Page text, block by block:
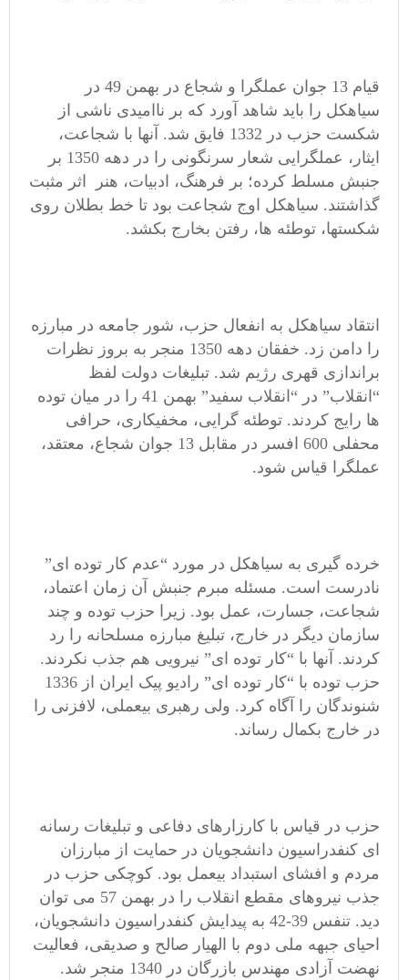
قیام 13 جوان عملگرا و شجاع در بهمن 49 در
سیاهکل را باید شاهد آورد که بر ناامیدی ناشی از
شکست حزب در 1332 فایق شد. آنها با شجاعت،
ایثار، عملگرایی شعار سرنگونی را در دهه 1350 بر
جنبش مسلط کرده؛ بر فرهنگ، ادبیات، هنر اثر مثبت
گذاشتند. سیاهکل اوج شجاعت بود تا خط بطلان روی
شکستها، توطئه ها، رفتن بخارج بکشد.
انتقاد سیاهکل به انفعال حزب، شور جامعه در مبارزه
را دامن زد. خفقان دهه 1350 منجر به بروز نظرات
براندازی قهری رژیم شد. تبلیغات دولت لفظ
“انقلاب” در “انقلاب سفید” بهمن 41 را در میان توده
ها رایج کردند. توطئه گرایی، مخفیکاری، حرافی
محفلی 600 افسر در مقابل 13 جوان شجاع، معتقد،
عملگرا قیاس شود.
خرده گیری به سیاهکل در مورد “عدم کار توده ای”
نادرست است. مسئله مبرم جنبش آن زمان اعتماد،
شجاعت، جسارت، عمل بود. زیرا حزب توده و چند
سازمان دیگر در خارج، تبلیغ مبارزه مسلحانه را رد
کردند. آنها با “کار توده ای” نیرویی هم جذب نکردند.
حزب توده با “کار توده ای” رادیو پیک ایران از 1336
شنوندگان را آگاه کرد. ولی رهبری بیعملی، لافزنی را
در خارج بکمال رساند.
حزب در قیاس با کارزارهای دفاعی و تبلیغات رسانه
ای کنفدراسیون دانشجویان در حمایت از مبارزان
مردم و افشای استبداد بیعمل بود. کوچکی حزب در
جذب نیروهای مقطع انقلاب را در بهمن 57 می توان
دید. تنفس 39-42 به پیدایش کنفدراسیون دانشجویان،
احیای جبهه ملی دوم با الهیار صالح و صدیقی، فعالیت
نهضت آزادی مهندس بازرگان در 1340 منجر شد.